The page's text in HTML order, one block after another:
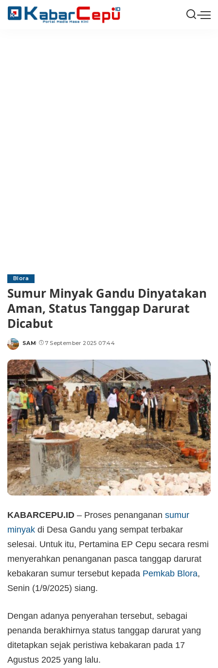
Blora
Sumur Minyak Gandu Dinyatakan
Aman, Status Tanggap Darurat
Dicabut
Posted
SAM 7 September 2025 07:44
KABARCEPU.ID – Proses penanganan sumur
minyak di Desa Gandu yang sempat terbakar
selesai. Untuk itu, Pertamina EP Cepu secara resmi
menyerahkan penanganan pasca tanggap darurat
kebakaran sumur tersebut kepada Pemkab Blora,
Senin (1/9/2025) siang.
Dengan adanya penyerahan tersebut, sebagai
penanda berakhirnya status tanggap darurat yang
ditetapkan sejak peristiwa kebakaran pada 17
Agustus 2025 yang lalu.